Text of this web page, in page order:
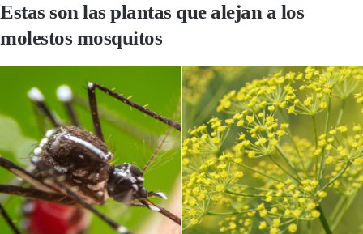
Estas son las plantas que alejan a los
molestos mosquitos